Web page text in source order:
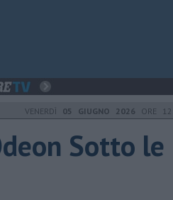
VENERDÌ 05 GIUGNO 2026 ORE
Sotto le